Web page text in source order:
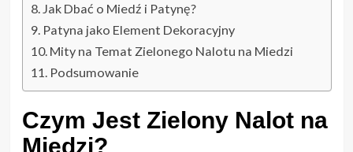
Jak Dbać o Miedź i Patynę?
Patyna jako Element Dekoracyjny
Mity na Temat Zielonego Nalotu na Miedzi
Podsumowanie
Czym Jest Zielony Nalot na
Miedzi?